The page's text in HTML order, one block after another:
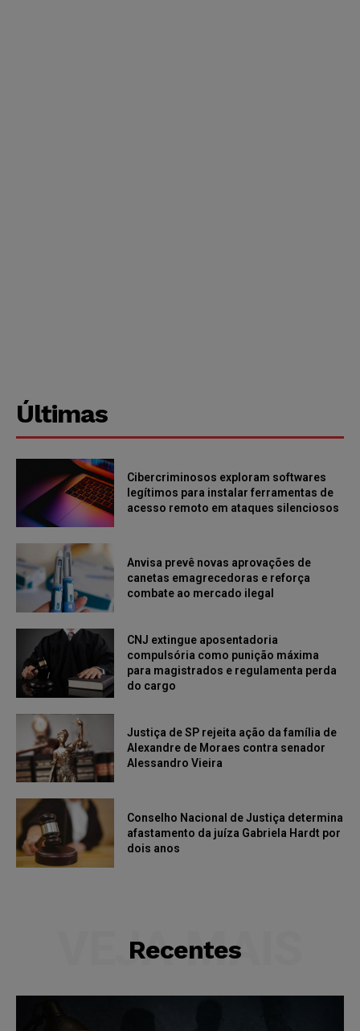
Últimas
Cibercriminosos exploram softwares
legítimos para instalar ferramentas de
acesso remoto em ataques silenciosos
Anvisa prevê novas aprovações de
canetas emagrecedoras e reforça
combate ao mercado ilegal
CNJ extingue aposentadoria
compulsória como punição máxima
para magistrados e regulamenta perda
do cargo
Justiça de SP rejeita ação da família de
Alexandre de Moraes contra senador
Alessandro Vieira
Conselho Nacional de Justiça determina
afastamento da juíza Gabriela Hardt por
dois anos
Recentes
VEJA MAIS